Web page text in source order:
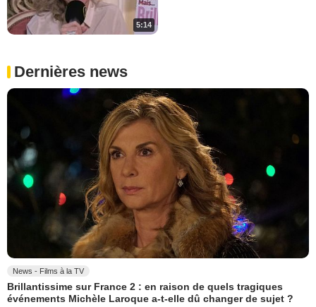
5:14
Dernières news
News - Films à la TV
Brillantissime sur France 2 : en raison de quels tragiques
événements Michèle Laroque a-t-elle dû changer de sujet ?